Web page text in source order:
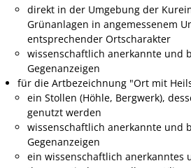
direkt in der Umgebung der
Grünanlagen in angemessenem
entsprechender Ortscharakter
wissenschaftlich anerkannte und
Gegenanzeigen
für die Artbezeichnung "Ort mit
ein Stollen (Höhle, Bergwerk),
genutzt werden
wissenschaftlich anerkannte und
Gegenanzeigen
ein wissenschaftlich anerkanntes